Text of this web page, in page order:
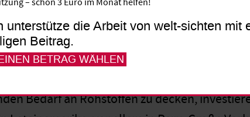
Bedarf an Rohstoffen zu decken,
unterstütze die Arbeit von welt-sichten mit
Beitrag.
BETRAG WÄHLEN